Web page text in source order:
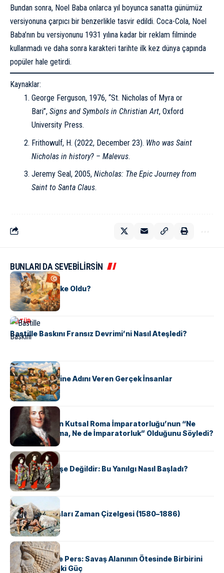
Bundan sonra, Noel Baba onlarca yıl boyunca sanatta günümüz
versiyonuna çarpıcı bir benzerlikle tasvir edildi. Coca-Cola, Noel
Baba’nın bu versiyonunu 1931 yılına kadar bir reklam filminde
kullanmadı ve daha sonra karakteri tarihte ilk kez dünya çapında
popüler hale getirdi.
Kaynaklar:
George Ferguson, 1976, “St. Nicholas of Myra or
Bari”, Signs and Symbols in Christian Art, Oxford
University Press.
Frithowulf, H. (2022, December 23). Who was Saint
Nicholas in history?– Malevus.
Jeremy Seal, 2005, Nicholas: The Epic Journey from
Saint to Santa Claus.
BUNLARI DA SEVEBİLİRSİN
KÜLTÜR
Tunus Nasıl Ülke Oldu?
KÜLTÜR
Bastille Baskını Fransız Devrimi’ni Nasıl Ateşledi?
KÜLTÜR
ABD Eyaletlerine Adını Veren Gerçek İnsanlar
KÜLTÜR
Voltaire Neden Kutsal Roma İmparatorluğu’nun “Ne
Kutsal, Ne Roma, Ne de İmparatorluk” Olduğunu Söyledi?
KÜLTÜR
Geyşalar Fahişe Değildir: Bu Yanılgı Nasıl Başladı?
KÜLTÜR
Apache Savaşları Zaman Çizelgesi (1580–1886)
KÜLTÜR
Antik Yunan ve Pers: Savaş Alanının Ötesinde Birbirini
Şekillendiren İki Güç